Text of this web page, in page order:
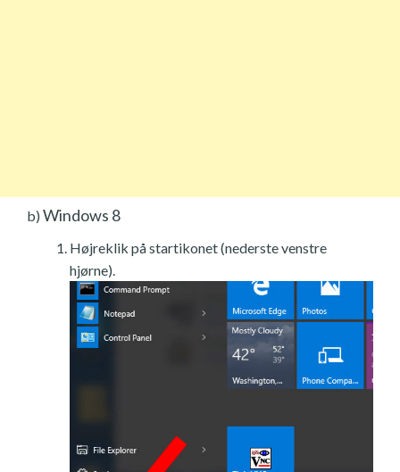
b) Windows 8
Højreklik på startikonet (nederste venstre
hjørne).